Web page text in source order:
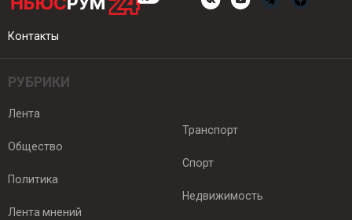
Контакты
РУБРИКИ
Лента
Общество
Политика
Лента мнений
Транспорт
Спорт
Недвижимость